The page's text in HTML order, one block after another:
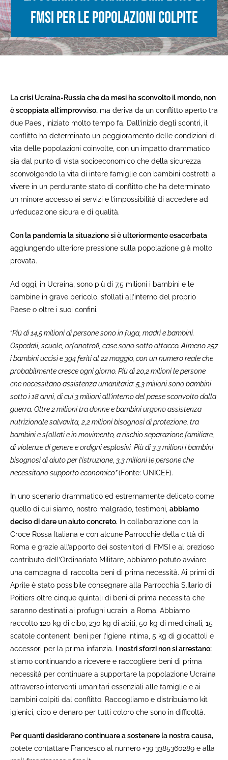
FMSI per le popolazioni colpite
La crisi Ucraina-Russia che da mesi ha sconvolto il mondo, non
è scoppiata all’improvviso, ma deriva da un conflitto aperto tra
due Paesi, iniziato molto tempo fa. Dall’inizio degli scontri, il
conflitto ha determinato un peggioramento delle condizioni di
vita delle popolazioni coinvolte, con un impatto drammatico
sia dal punto di vista socioeconomico che della sicurezza
sconvolgendo la vita di intere famiglie con bambini costretti a
vivere in un perdurante stato di conflitto che ha determinato
un minore accesso ai servizi e l’impossibilità di accedere ad
un’educazione sicura e di qualità.
Con la pandemia la situazione si è ulteriormente esacerbata
aggiungendo ulteriore pressione sulla popolazione già molto
provata.
Ad oggi, in Ucraina, sono più di 7,5 milioni i bambini e le
bambine in grave pericolo, sfollati all’interno del proprio
Paese o oltre i suoi confini.
“Più di 14,5 milioni di persone sono in fuga, madri e bambini.
Ospedali, scuole, orfanotrofi, case sono sotto attacco. Almeno 257
i bambini uccisi e 394 feriti al 22 maggio, con un numero reale che
probabilmente cresce ogni giorno. Più di 20,2 milioni le persone
che necessitano assistenza umanitaria: 5,3 milioni sono bambini
sotto i 18 anni, di cui 3 milioni all’interno del paese sconvolto dalla
guerra. Oltre 2 milioni tra donne e bambini urgono assistenza
nutrizionale salvavita, 2,2 milioni bisognosi di protezione, tra
bambini e sfollati e in movimento, a rischio separazione familiare,
di violenze di genere e ordigni esplosivi. Più di 3,3 milioni i bambini
bisognosi di aiuto per l’istruzione, 3,3 milioni le persone che
necessitano supporto economico”(Fonte: UNICEF).
In uno scenario drammatico ed estremamente delicato come
quello di cui siamo, nostro malgrado, testimoni, abbiamo
deciso di dare un aiuto concreto. In collaborazione con la
Croce Rossa Italiana e con alcune Parrocchie della città di
Roma e grazie all’apporto dei sostenitori di FMSI e al prezioso
contributo dell’Ordinariato Militare, abbiamo potuto avviare
una campagna di raccolta beni di prima necessità. Ai primi di
Aprile è stato possibile consegnare alla Parrocchia S.Ilario di
Poitiers oltre cinque quintali di beni di prima necessità che
saranno destinati ai profughi ucraini a Roma. Abbiamo
raccolto 120 kg di cibo, 230 kg di abiti, 50 kg di medicinali, 15
scatole contenenti beni per l’igiene intima, 5 kg di giocattoli e
accessori per la prima infanzia.
I nostri sforzi non si arrestano:
stiamo continuando a ricevere e raccogliere beni di prima
necessità per continuare a supportare la popolazione Ucraina
attraverso interventi umanitari essenziali alle famiglie e ai
bambini colpiti dal conflitto. Raccogliamo e distribuiamo kit
igienici, cibo e denaro per tutti coloro che sono in difficoltà.
Per quanti desiderano continuare a sostenere la nostra causa,
potete contattare Francesco al numero +39 3385360289 e alla